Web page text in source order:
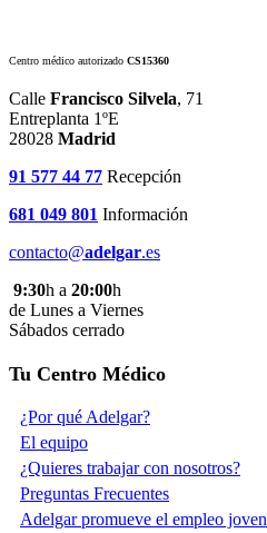
Centro médico autorizado CS15360
Calle Francisco Silvela, 71
Entreplanta 1ºE
28028 Madrid
91 577 44 77 Recepción
681 049 801 Información
contacto@adelgar.es
9:30h a 20:00h
de Lunes a Viernes
Sábados cerrado
Tu Centro Médico
¿Por qué Adelgar?
El equipo
¿Quieres trabajar con nosotros?
Preguntas Frecuentes
Adelgar promueve el empleo joven